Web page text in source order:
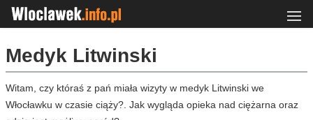
Medyk Litwinski
Witam, czy któraś z pań miała wizyty w medyk Litwinski we
Włocławku w czasie ciąży?. Jak wygląda opieka nad ciężarna oraz